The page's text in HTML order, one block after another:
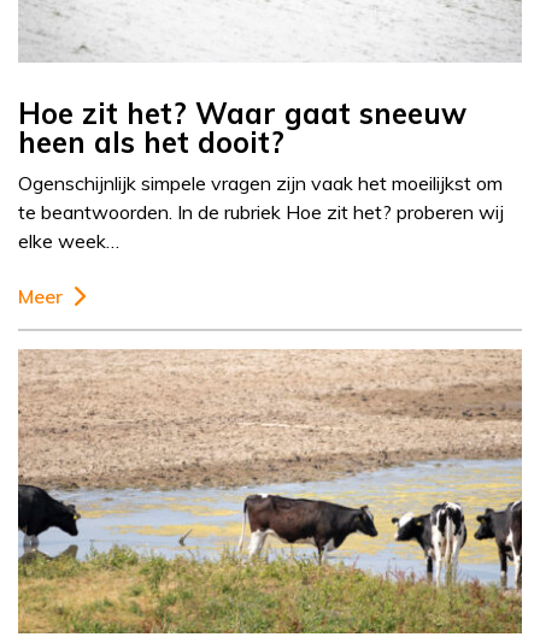
Hoe zit het? Waar gaat sneeuw
heen als het dooit?
Ogenschijnlijk simpele vragen zijn vaak het moeilijkst om
te beantwoorden. In de rubriek Hoe zit het? proberen wij
elke week…
Meer